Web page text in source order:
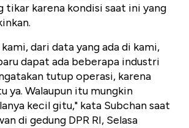
tikar karena kondisi saat ini yang
dari data yang ada di kami,
dapat ada beberapa industri
tutup operasi, karena
ya. Walaupun itu mungkin
kecil gitu," kata Subchan saat
di gedung DPR RI, Selasa